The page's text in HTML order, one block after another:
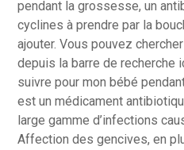
pendant la grossesse, un
cyclines à prendre par la
ajouter. Vous pouvez
depuis la barre de recherche
suivre pour mon bébé
est un médicament
large gamme d’infections
Affection des gencives, en